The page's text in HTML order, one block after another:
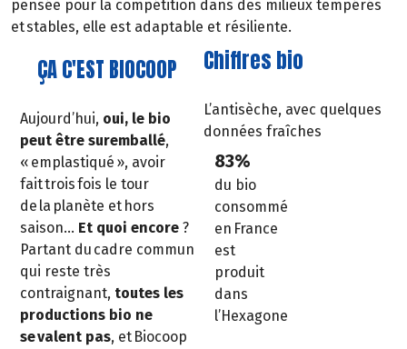
pensée pour la compétition dans des milieux tempérés
et stables, elle est adaptable et résiliente.
ÇA C'EST BIOCOOP
Aujourd’hui, oui, le bio
peut être suremballé,
« emplastiqué », avoir
fait trois fois le tour
de la planète et hors
saison… Et quoi encore ?
Partant du cadre commun
qui reste très
contraignant, toutes les
productions bio ne
se valent pas, et Biocoop
Chiffres bio
L’antisèche, avec quelques
données fraîches
83%
du bio
consommé
en France
est
produit
dans
l’Hexagone